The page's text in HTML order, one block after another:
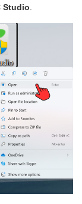
Studio.